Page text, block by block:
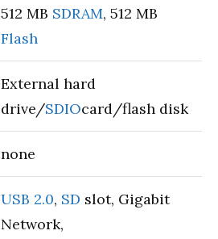
512 MB SDRAM, 512 MB
Flash
External hard
drive/SDIOcard/flash disk
none
USB 2.0, SD slot, Gigabit
Network,